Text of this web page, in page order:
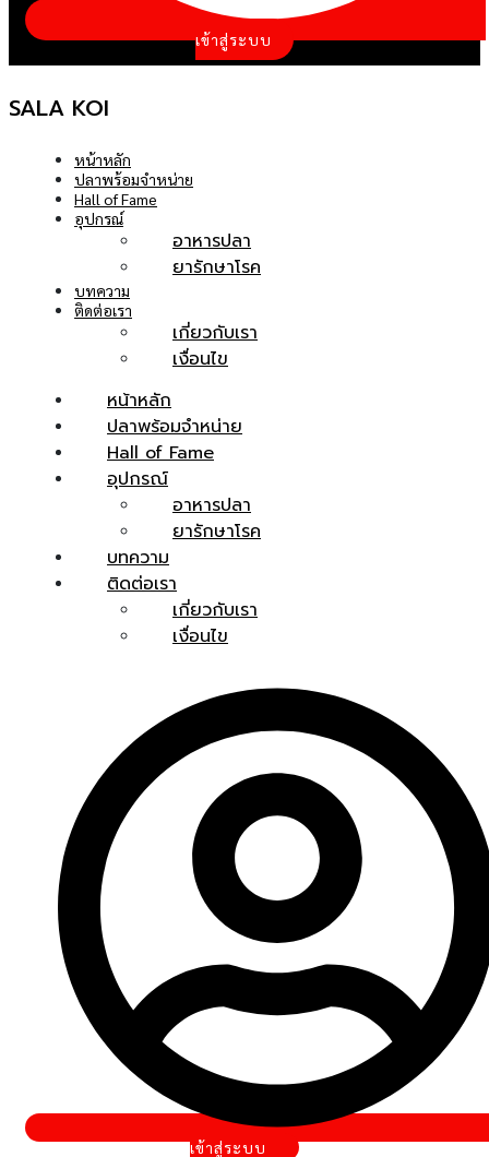
เข้าสู่ระบบ
SALA KOI
หน้าหลัก
ปลาพร้อมจำหน่าย
Hall of Fame
อุปกรณ์
อาหารปลา
ยารักษาโรค
บทความ
ติดต่อเรา
เกี่ยวกับเรา
เงื่อนไข
หน้าหลัก
ปลาพร้อมจำหน่าย
Hall of Fame
อุปกรณ์
อาหารปลา
ยารักษาโรค
บทความ
ติดต่อเรา
เกี่ยวกับเรา
เงื่อนไข
เข้าสู่ระบบ